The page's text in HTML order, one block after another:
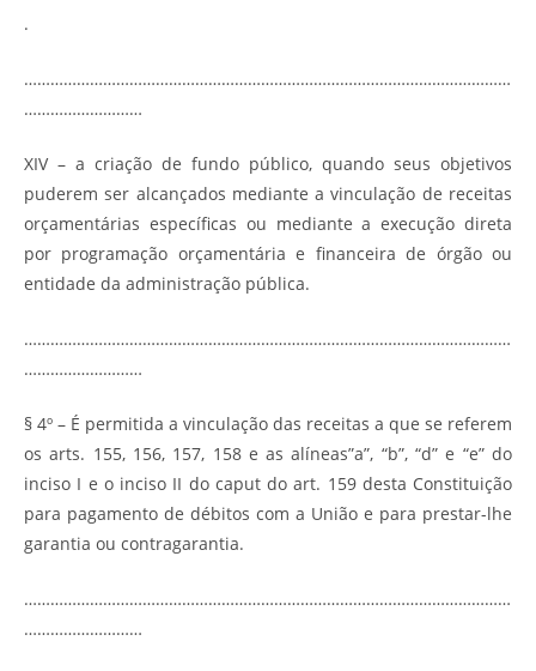
.
…………………………………………………………………………………………………
………………………
XIV – a criação de fundo público, quando seus objetivos
puderem ser alcançados mediante a vinculação de receitas
orçamentárias específicas ou mediante a execução direta
por programação orçamentária e financeira de órgão ou
entidade da administração pública.
…………………………………………………………………………………………………
………………………
§ 4º – É permitida a vinculação das receitas a que se referem
os arts. 155, 156, 157, 158 e as alíneas”a”, “b”, “d” e “e” do
inciso I e o inciso II do caput do art. 159 desta Constituição
para pagamento de débitos com a União e para prestar-lhe
garantia ou contragarantia.
…………………………………………………………………………………………………
………………………